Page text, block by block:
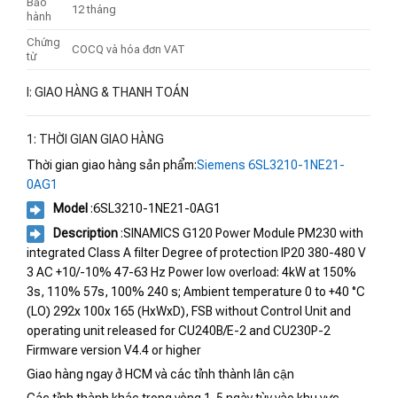
hành
12 tháng
Chứng
từ
COCQ và hóa đơn VAT
I: GIAO HÀNG & THANH TOÁN
1: THỜI GIAN GIAO HÀNG
Thời gian giao hàng sản phẩm:Siemens 6SL3210-1NE21-
0AG1
Model :6SL3210-1NE21-0AG1
Description:SINAMICS G120 Power Module PM230 with
integrated Class A filter Degree of protection IP20 380-480 V
3 AC +10/-10% 47-63 Hz Power low overload: 4kW at 150%
3s, 110% 57s, 100% 240 s; Ambient temperature 0 to +40 °C
(LO) 292x 100x 165 (HxWxD), FSB without Control Unit and
operating unit released for CU240B/E-2 and CU230P-2
Firmware version V4.4 or higher
Giao hàng ngay ở HCM và các tỉnh thành lân cận